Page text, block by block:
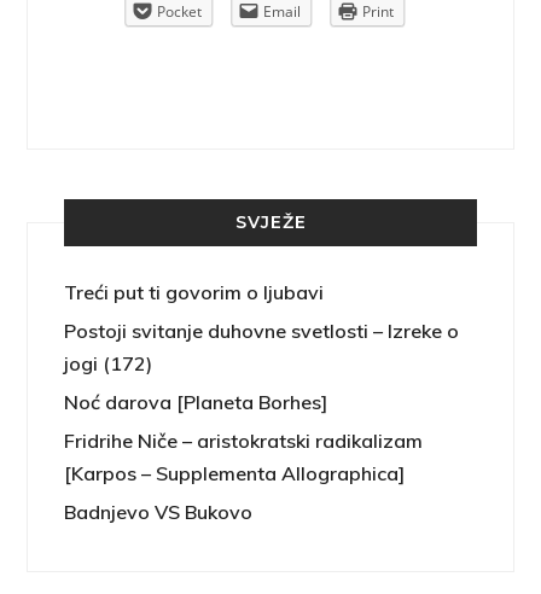
Pocket
Email Print
SVJEŽE
Treći put ti govorim o ljubavi
Postoji svitanje duhovne svetlosti – Izreke o
jogi (172)
Noć darova [Planeta Borhes]
Fridrihe Niče – aristokratski radikalizam
[Karpos – Supplementa Allographica]
Badnjevo VS Bukovo